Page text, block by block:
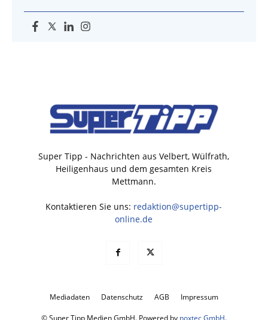
Super Tipp - Nachrichten aus Velbert, Wülfrath,
Heiligenhaus und dem gesamten Kreis
Mettmann.
Kontaktieren Sie uns: redaktion@supertipp-
online.de
Mediadaten Datenschutz AGB Impressum
© Super Tipp Medien GmbH. Powered by noxtec GmbH.